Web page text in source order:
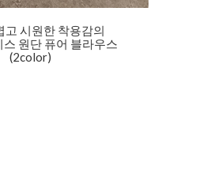
고 시원한 착용감의
스 원단 퓨어 블라우스
(2color)